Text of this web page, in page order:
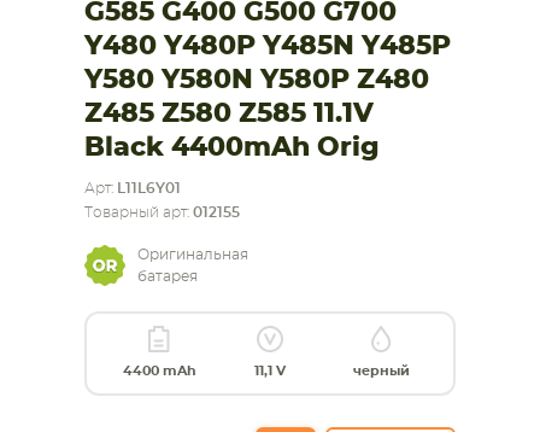
СМАРТФОНА КОМПЛЕКТУЮЩИЕ
G585 G400 G500 G700
Y480 Y480P Y485N Y485P
Y580 Y580N Y580P Z480
Z485 Z580 Z585 11.1V
Black 4400mAh Orig
Арт:
L11L6Y01
Товарный арт: 012155
Оригинальная
батарея
4400 mAh 11,1 V черный